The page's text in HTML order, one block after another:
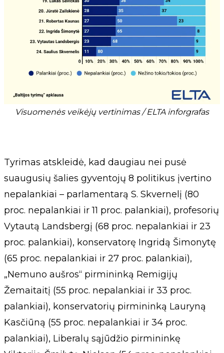
Visuomenės veikėjų vertinimas / ELTA inforgrafas
Tyrimas atskleidė, kad daugiau nei pusė
suaugusių šalies gyventojų 8 politikus įvertino
nepalankiai – parlamentarą S. Skvernelį (80
proc. nepalankiai ir 11 proc. palankiai), profesorių
Vytautą Landsbergį (68 proc. nepalankiai ir 23
proc. palankiai), konservatorę Ingridą Šimonytę
(65 proc. nepalankiai ir 27 proc. palankiai),
„Nemuno aušros“ pirmininką Remigijų
Žemaitaitį (55 proc. nepalankiai ir 33 proc.
palankiai), konservatorių pirmininką Lauryną
Kasčiūną (55 proc. nepalankiai ir 34 proc.
palankiai), Liberalų sąjūdžio pirmininkę